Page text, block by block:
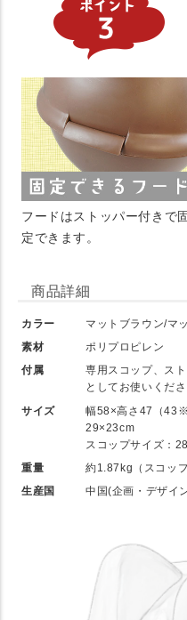
フードはストッパー付きで固
定できます。
商品詳細
カラー
マットブラウン/マ
素材
ポリプロピレン
付属
専用スコップ、ス
としてお使いくださ
サイズ
幅58×高さ47（43※
29×23cm
スコップサイズ：
重量
約1.87kg（スコッ
生産国
中国(企画・デザイ